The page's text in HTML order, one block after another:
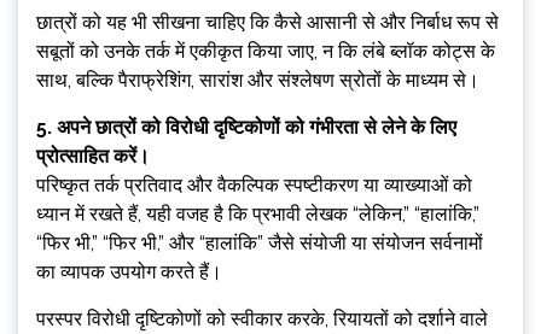
छात्रों को यह भी सीखना चाहिए कि कैसे आसानी से और निर्बाध रूप से
सबूतों को उनके तर्क में एकीकृत किया जाए, न कि लंबे ब्लॉक कोट्स के
साथ, बल्कि पैराफ्रेशिंग, सारांश और संश्लेषण स्रोतों के माध्यम से।
5. अपने छात्रों को विरोधी दृष्टिकोणों को गंभीरता से लेने के लिए
प्रोत्साहित करें।
परिष्कृत तर्क प्रतिवाद और वैकल्पिक स्पष्टीकरण या व्याख्याओं को
ध्यान में रखते हैं, यही वजह है कि प्रभावी लेखक “लेकिन,” “हालांकि,”
“फिर भी,” “फिर भी,” और “हालांकि” जैसे संयोजी या संयोजन सर्वनामों
का व्यापक उपयोग करते हैं।
परस्पर विरोधी दृष्टिकोणों को स्वीकार करके, रियायतों को दर्शाने वाले